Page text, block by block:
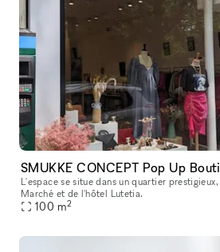
SMUKKE CONCEPT Pop Up
L'espace se situe dans un quartier
Marché et de l'hôtel Lutetia.
100 m2